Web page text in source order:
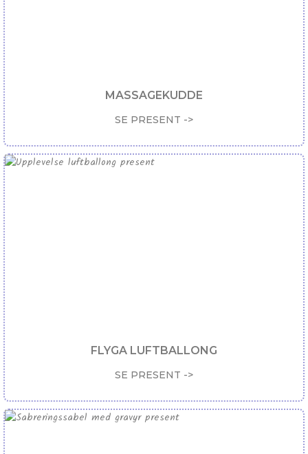
MASSAGEKUDDE
SE PRESENT ->
FLYGA LUFTBALLONG
SE PRESENT ->